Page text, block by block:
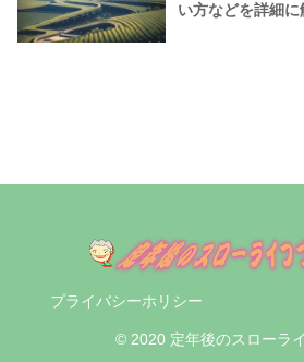
い方などを詳細に
プライバシーホリシー
© 2020 定年後のスローラ